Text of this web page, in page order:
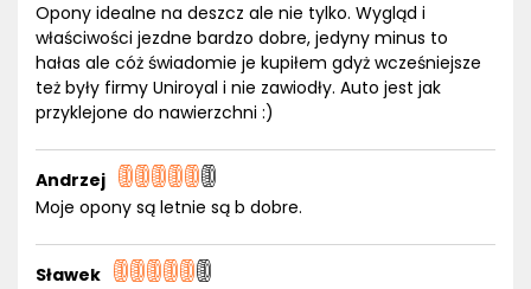
Opony idealne na deszcz ale nie tylko. Wygląd i
właściwości jezdne bardzo dobre, jedyny minus to
hałas ale cóż świadomie je kupiłem gdyż wcześniejsze
też były firmy Uniroyal i nie zawiodły. Auto jest jak
przyklejone do nawierzchni :)
Andrzej
Moje opony są letnie są b dobre.
Sławek